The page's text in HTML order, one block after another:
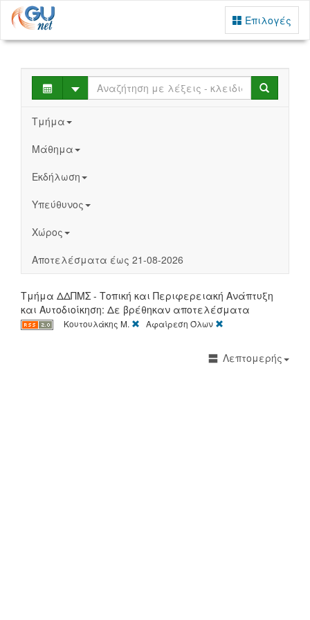
Επιλογές
Select Search
Τμήμα
Μάθημα
Εκδήλωση
Υπεύθυνος
Χώρος
Αποτελέσματα έως 21-08-2026
Τμήμα ΔΔΠΜΣ - Τοπική και Περιφερειακή Ανάπτυξη
και Αυτοδιοίκηση: Δε βρέθηκαν αποτελέσματα
Κουτουλάκης M. [X]Αφαίρεση Όλων
Λεπτομερής